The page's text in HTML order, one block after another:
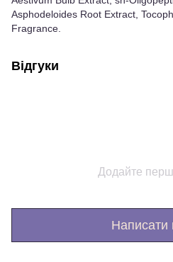
Asphodeloides Root Extract,
Fragrance.
Відгуки
Додайте
Написати